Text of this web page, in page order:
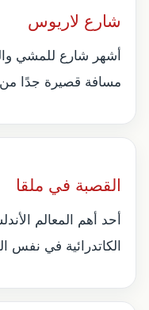
شارع لاريوس
أشهر شارع للمشي
مسافة قصيرة جدًا من
القصبة في ملقا
أحد أهم المعالم
الكاتدرائية في نفس